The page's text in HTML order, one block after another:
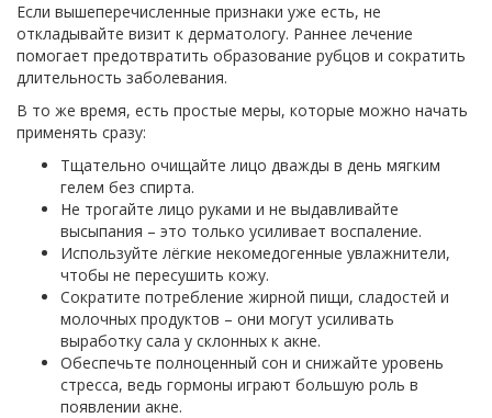
Если вышеперечисленные признаки уже есть, не
откладывайте визит к дерматологу. Раннее лечение
помогает предотвратить образование рубцов и сократить
длительность заболевания.
В то же время, есть простые меры, которые можно начать
применять сразу:
Тщательно очищайте лицо дважды в день мягким
гелем без спирта.
Не трогайте лицо руками и не выдавливайте
высыпания – это только усиливает воспаление.
Используйте лёгкие некомедогенные увлажнители,
чтобы не пересушить кожу.
Сократите потребление жирной пищи, сладостей и
молочных продуктов – они могут усиливать
выработку сала у склонных к акне.
Обеспечьте полноценный сон и снижайте уровень
стресса, ведь гормоны играют большую роль в
появлении акне.